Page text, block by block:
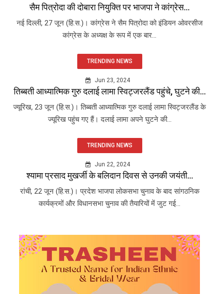
सैम पित्रोदा की दोबारा नियुक्ति पर भाजपा ने कांग्रेस...
नई दिल्ली, 27 जून (हि.स.)। कांग्रेस ने सैम पित्रोदा को इंडियन ओवरसीज
कांग्रेस के अध्यक्ष के रूप में एक बार...
TRENDING NEWS
Jun 23, 2024
तिब्बती आध्यात्मिक गुरु दलाई लामा स्विट्जरलैंड पहुंचे, घुटने की...
ज्यूरिख, 23 जून (हि.स.)। तिब्बती आध्यात्मिक गुरु दलाई लामा स्विट्जरलैंड के
ज्यूरिख पहुंच गए हैं। दलाई लामा अपने घुटने की...
TRENDING NEWS
Jun 22, 2024
श्यामा प्रसाद मुखर्जी के बलिदान दिवस से उनकी जयंती...
रांची, 22 जून (हि.स.)। प्रदेश भाजपा लोकसभा चुनाव के बाद सांगठनिक
कार्यक्रमों और विधानसभा चुनाव की तैयारियों में जुट गई...